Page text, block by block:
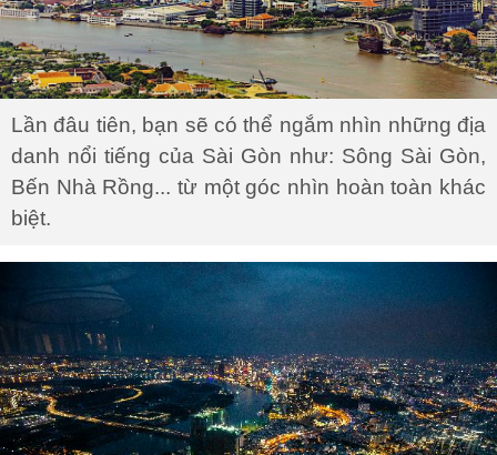
Lần đâu tiên, bạn sẽ có thể ngắm nhìn những địa
danh nổi tiếng của Sài Gòn như: Sông Sài Gòn,
Bến Nhà Rồng... từ một góc nhìn hoàn toàn khác
biệt.